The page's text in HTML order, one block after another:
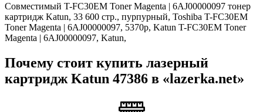
Совместимый T-FC30EM Toner Magenta | 6AJ00000097 тонер
картридж Katun, 33 600 стр., пурпурный, Toshiba T-FC30EM
Toner Magenta | 6AJ00000097, 5370p, Katun T-FC30EM Toner
Magenta | 6AJ00000097, Katun,
Почему стоит купить лазерный
картридж Katun 47386 в «lazerka.net»